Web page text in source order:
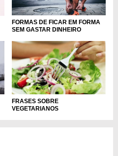
FORMAS DE FICAR EM FORMA
SEM GASTAR DINHEIRO
FRASES SOBRE
VEGETARIANOS